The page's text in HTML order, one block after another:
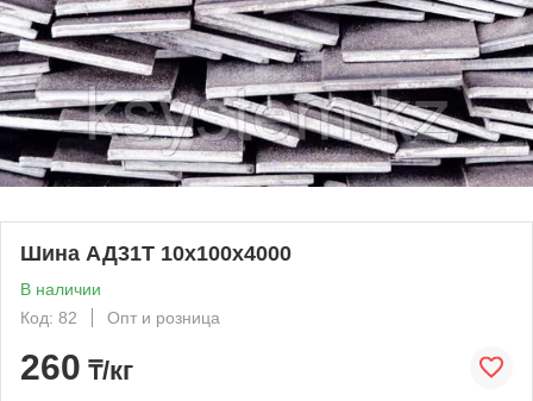
Шина АД31Т 10х100х4000
В наличии
Код: 82
Опт и розница
260 ₸/кг